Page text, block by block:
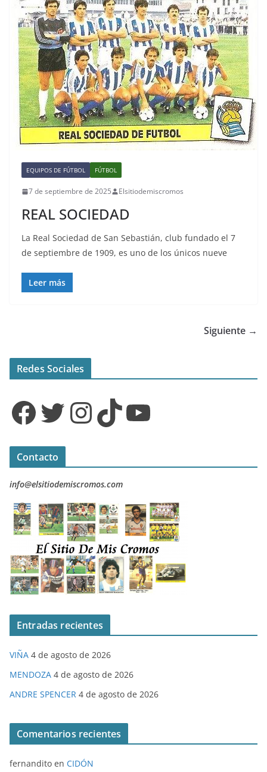
EQUIPOS DE FÚTBOL FÚTBOL
7 de septiembre de 2025 Elsitiodemiscromos
REAL SOCIEDAD
La Real Sociedad de San Sebastián, club fundado el 7
de septiembre de 1909, es uno de los únicos nueve
Leer más
Siguiente →
Redes Sociales
Facebook Twitter InstagramTikTok YouTube
Contacto
info@elsitiodemiscromos.com
Entradas recientes
VIÑA 4 de agosto de 2026
MENDOZA 4 de agosto de 2026
ANDRE SPENCER 4 de agosto de 2026
Comentarios recientes
fernandito en CIDÓN